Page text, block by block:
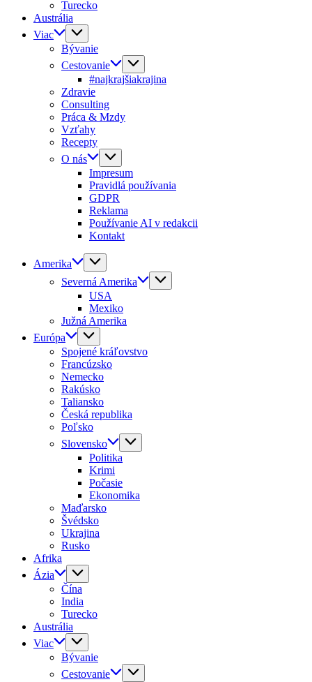
Turecko
Austrália
Viac
Bývanie
Cestovanie
#najkrajšiakrajina
Zdravie
Consulting
Práca & Mzdy
Vzťahy
Recepty
O nás
Impresum
Pravidlá používania
GDPR
Reklama
Používanie AI v redakcii
Kontakt
Amerika
Severná Amerika
USA
Mexiko
Južná Amerika
Európa
Spojené kráľovstvo
Francúzsko
Nemecko
Rakúsko
Taliansko
Česká republika
Poľsko
Slovensko
Politika
Krimi
Počasie
Ekonomika
Maďarsko
Švédsko
Ukrajina
Rusko
Afrika
Ázia
Čína
India
Turecko
Austrália
Viac
Bývanie
Cestovanie